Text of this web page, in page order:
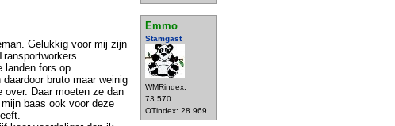
Emmo
Stamgast
WMRindex:
73.570
OTindex: 28.969
Gelukkig voor mij zijn
landen fors op
bruto maar weinig
over. Daar moeten ze dan
baas ook voor deze